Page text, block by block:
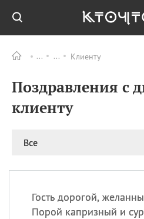
Клиенту
Поздравления с
клиенту
Все
Гость дорогой,
Порой капризный и